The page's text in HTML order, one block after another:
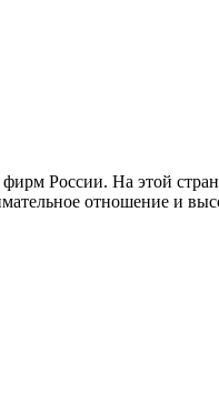
России. На этой
отношение и